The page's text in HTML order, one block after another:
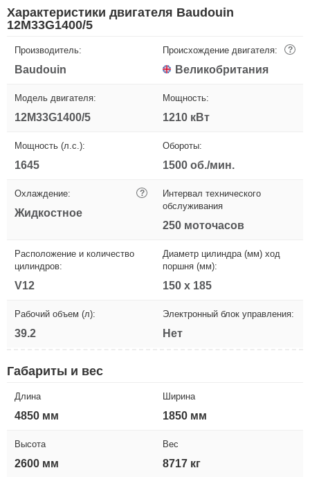
Характеристики двигателя Baudouin
12M33G1400/5
Производитель:
Baudouin
Происхождение двигателя: ?
Великобритания
Модель двигателя:
12M33G1400/5
Мощность:
1210 кВт
Мощность (л.с.):
1645
Обороты:
1500 об./мин.
Охлаждение: ?
Жидкостное
Интервал технического
обслуживания
250 моточасов
Расположение и количество
цилиндров:
V12
Диаметр цилиндра (мм) ход
поршня (мм):
150 х 185
Рабочий объем (л):
39.2
Электронный блок управления:
Нет
Габариты и вес
Длина
4850 мм
Ширина
1850 мм
Высота
2600 мм
Вес
8717 кг